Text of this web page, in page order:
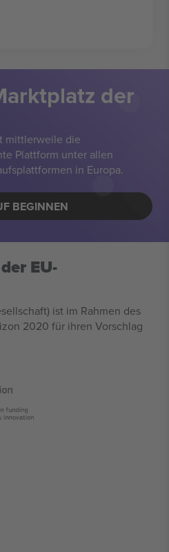
der
mittlerweile die
Plattform unter allen
in Europa.
BEGINNEN
EU-
ist im Rahmen des
2020 für ihren Vorschlag